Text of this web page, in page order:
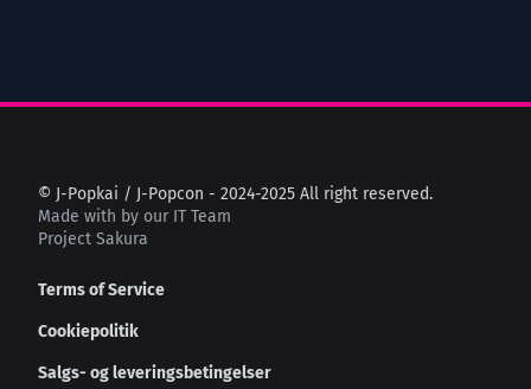
© J-Popkai / J-Popcon - 2024-2025 All right reserved.
Made with by our IT Team
Project Sakura
Terms of Service
Cookiepolitik
Salgs- og leveringsbetingelser